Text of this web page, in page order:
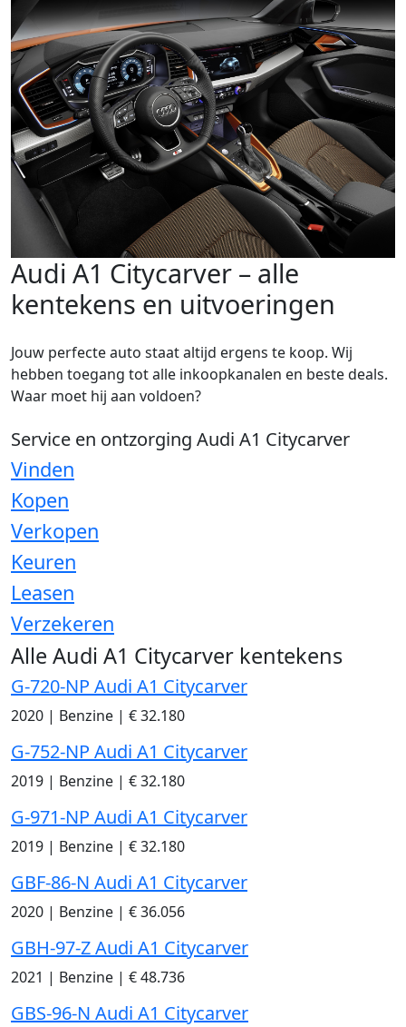
Audi A1 Citycarver – alle
kentekens en uitvoeringen
Jouw perfecte auto staat altijd ergens te koop. Wij
hebben toegang tot alle inkoopkanalen en beste deals.
Waar moet hij aan voldoen?
Service en ontzorging Audi A1 Citycarver
Vinden
Kopen
Verkopen
Keuren
Leasen
Verzekeren
Alle Audi A1 Citycarver kentekens
G-720-NP Audi A1 Citycarver
2020 | Benzine | € 32.180
G-752-NP Audi A1 Citycarver
2019 | Benzine | € 32.180
G-971-NP Audi A1 Citycarver
2019 | Benzine | € 32.180
GBF-86-N Audi A1 Citycarver
2020 | Benzine | € 36.056
GBH-97-Z Audi A1 Citycarver
2021 | Benzine | € 48.736
GBS-96-N Audi A1 Citycarver